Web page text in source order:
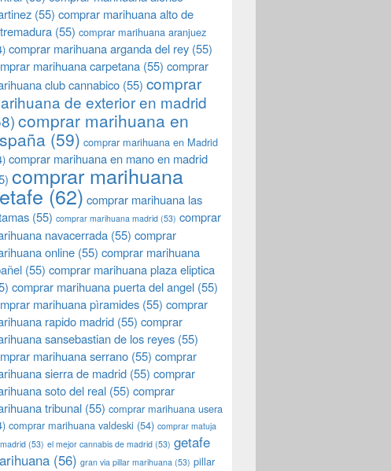
(55) comprar marihuana alto de
(55) comprar marihuana aranjuez
comprar marihuana arganda del rey (55)
marihuana carpetana (55) comprar
club cannabico (55) comprar
de exterior en madrid
comprar marihuana en
(59) comprar marihuana en Madrid
comprar marihuana en mano en madrid
comprar marihuana
(62) comprar marihuana las
(55) comprar marihuana madrid (53) comprar
navacerrada (55) comprar
online (55) comprar marihuana
(55) comprar marihuana plaza eliptica
comprar marihuana puerta del angel (55)
marihuana pìramides (55) comprar
rapido madrid (55) comprar
sansebastian de los reyes (55)
marihuana serrano (55) comprar
sierra de madrid (55) comprar
soto del real (55) comprar
tribunal (55) comprar marihuana usera
comprar marihuana valdeski (54) comprar matuja
(53) el mejor cannabis de madrid (53) getafe
(56) gran via pillar marihuana (53) pillar